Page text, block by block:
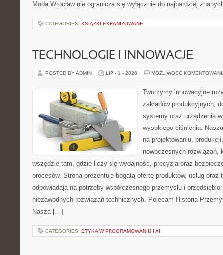
Moda Wrocław nie ogranicza się wyłącznie do najbardziej
CATEGORIES: KSIĄŻKI EKRANIZOWANE
TECHNOLOGIE I INNOWACJE
POSTED BY ADMIN LIP - 1 - 2026 MOŻLIWOŚĆ
Tworzymy innowacyjne
zakładów produkcyjnych,
systemy oraz urządzenia
wysokiego ciśnienia.
na projektowaniu,
nowoczesnych rozwiązań,
wszędzie tam, gdzie liczy się wydajność, precyzja oraz
procesów. Strona prezentuje bogatą ofertę produktów, usług oraz
odpowiadają na potrzeby współczesnego przemysłu i
niezawodnych rozwiązań technicznych. Polecam Historia
Nasza […]
CATEGORIES: ETYKA W PROGRAMOWANIU I AI